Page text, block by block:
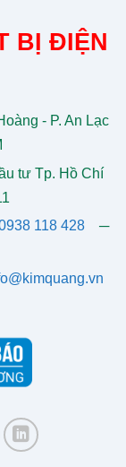
BỊ ĐIỆN
- P. An Lạc
tư Tp. Hồ Chí
118 428─